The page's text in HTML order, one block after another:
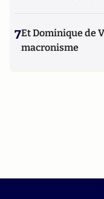
7Et Dominique de
macronisme